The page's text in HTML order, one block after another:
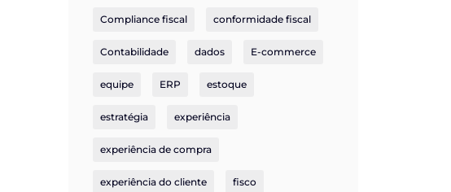
Compliance fiscal conformidade fiscal
Contabilidade dados E-commerce
equipe ERP estoque
estratégia experiência
experiência de compra
experiência do cliente fisco